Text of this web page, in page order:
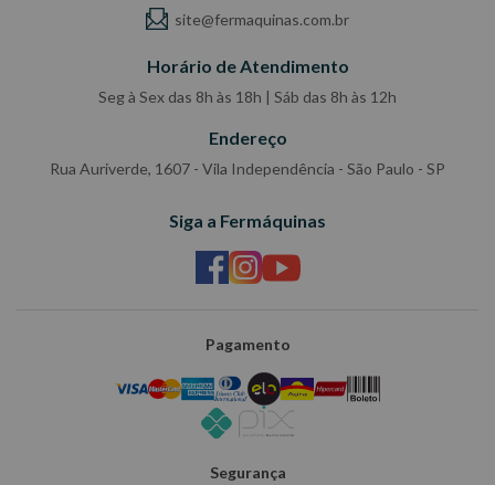
site@fermaquinas.com.br
Horário de Atendimento
Seg à Sex das 8h às 18h | Sáb das 8h às 12h
Endereço
Rua Auriverde, 1607 - Vila Independência - São Paulo - SP
Siga a Fermáquinas
Pagamento
Segurança